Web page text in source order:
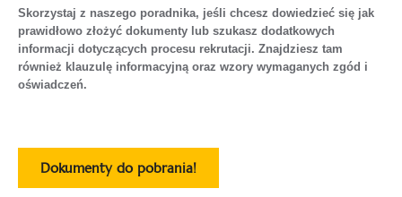
Skorzystaj z naszego poradnika, jeśli chcesz dowiedzieć się jak
prawidłowo złożyć dokumenty lub szukasz dodatkowych
informacji dotyczących procesu rekrutacji. Znajdziesz tam
również klauzulę informacyjną oraz wzory wymaganych zgód i
oświadczeń.
Dokumenty do pobrania!